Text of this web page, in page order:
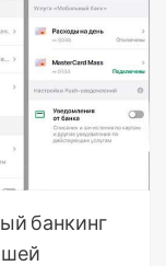
банкинг